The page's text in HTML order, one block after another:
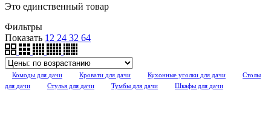
Это единственный товар
Фильтры
Показать 12 24 32 64
Комоды для дачи Кровати для дачи Кухонные уголки для дачи
Столы
для дачи
Стулья для дачи Тумбы для дачи Шкафы для дачи